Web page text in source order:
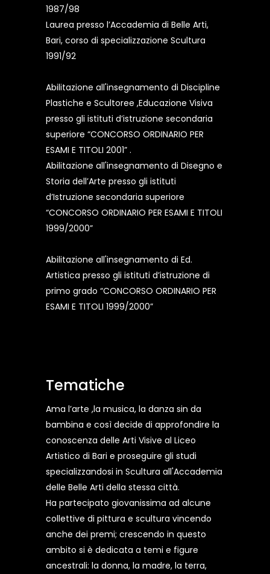
1987/98
Laurea presso l’Accademia di Belle Arti,
Bari, corso di specializzazione Scultura
1991/92
Abilitazione all'insegnamento di Discipline
Plastiche e Scultoree ,Educazione Visiva
presso gli istituti d’istruzione secondaria
superiore “CONCORSO ORDINARIO PER
ESAMI E TITOLI 2001” .
Abilitazione all'insegnamento di Disegno e
Storia dell’Arte presso gli istituti
d’Istruzione secondaria superiore
“CONCORSO ORDINARIO PER ESAMI E TITOLI
1999/2000”
Abilitazione all'insegnamento di Ed.
Artistica presso gli istituti d’istruzione di
primo grado “CONCORSO ORDINARIO PER
ESAMI E TITOLI 1999/2000”
Tematiche
Ama l’arte ,la musica, la danza sin da
bambina e così decide di approfondire la
conoscenza delle Arti Visive al Liceo
Artistico di Bari e proseguire gli studi
specializzandosi in Scultura all'Accademia
delle Belle Arti della stessa città.
Ha partecipato giovanissima ad alcune
collettive di pittura e scultura vincendo
anche dei premi; crescendo in questo
ambito si è dedicata a temi e figure
ancestrali: la donna, la madre, la terra,